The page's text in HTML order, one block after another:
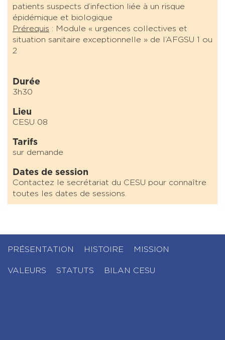
patients suspects d’infection liée à un risque
épidémique et biologique
Prérequis : Module « urgences collectives et
situation sanitaire exceptionnelle » de l’AFGSU 1 ou
2
Durée
3h30
Lieu
CESU 08
Tarifs
sur demande
Dates de session
Contactez le secrétariat du CESU pour connaître
toutes les dates de sessions.
PRÉSENTATION HISTOIRE MISSION
VALEURS STATUTS BILAN CESU